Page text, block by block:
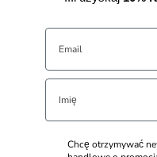
Chcę otrzymywać